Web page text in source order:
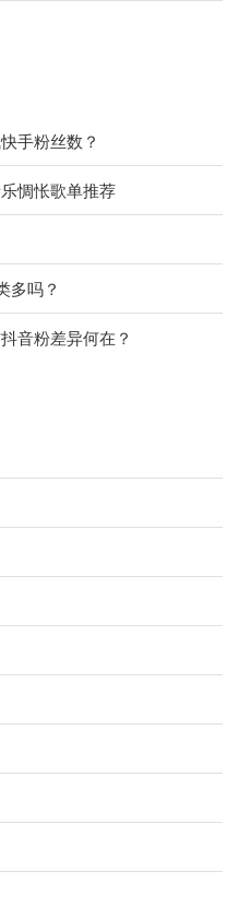
手粉丝数？
惆怅歌单推荐
多吗？
音粉差异何在？